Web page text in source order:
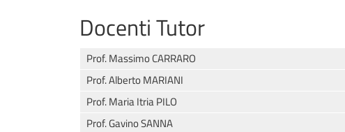
Docenti Tutor
Prof. Massimo CARRARO
Prof. Alberto MARIANI
Prof. Maria Itria PILO
Prof. Gavino SANNA